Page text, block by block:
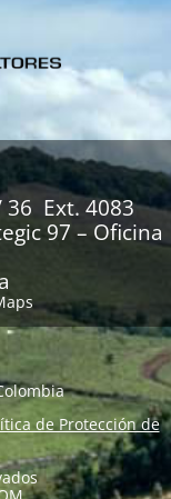
36 Ext. 4083
97 – Oficina
de Protección de